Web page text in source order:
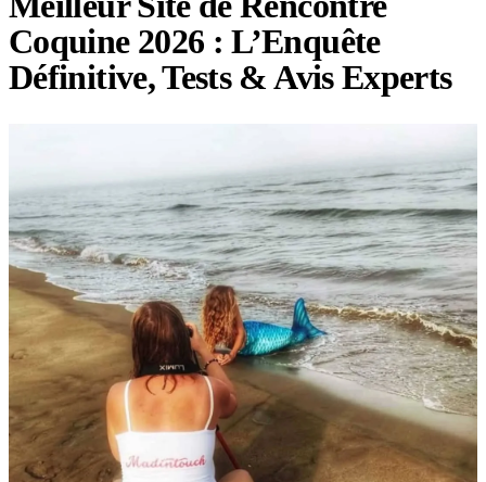
Coquine 2026 : L’Enquête
Définitive, Tests & Avis Experts